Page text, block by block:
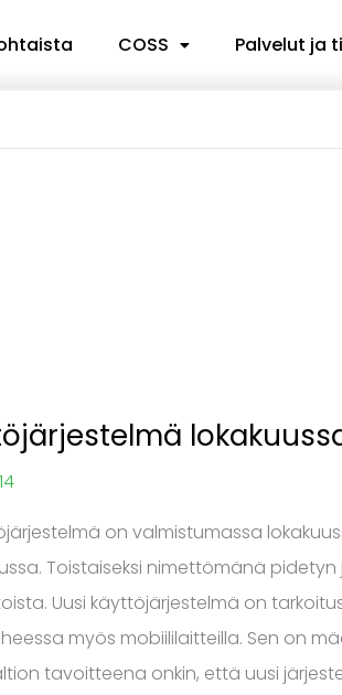
COSS Palvelut ja
on valmistumassa
Toistaiseksi nimettömänä
Uusi käyttöjärjestelmä on
myös mobiililaitteilla. Sen on
tavoitteena onkin, että uusi